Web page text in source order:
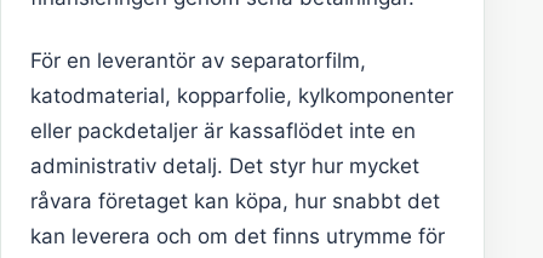
För en leverantör av separatorfilm,
katodmaterial, kopparfolie, kylkomponenter
eller packdetaljer är kassaflödet inte en
administrativ detalj. Det styr hur mycket
råvara företaget kan köpa, hur snabbt det
kan leverera och om det finns utrymme för